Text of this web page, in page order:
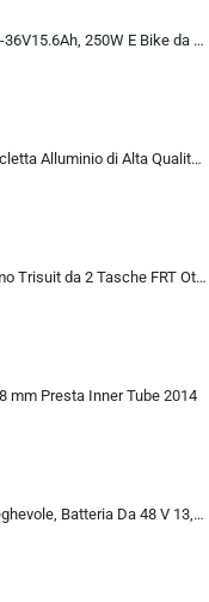
HITWAY Bici Elettrica BK6SL1-36V15.6Ah, 250W E Bike da 20 pollici, Autonomia 70-150km, 7 Velocità, Controllo APP, Pieghevo…
Pedali Mtb, Romon Pedali Bicicletta Alluminio di Alta Qualità e Cuscinetto du Sigillato, Pedali Piatti 9/16 Lavorati a CNC co
SLS3 Tuta da Triathlon da Uomo Trisuit da 2 Tasche FRT Ottima vestibilità e comodità | Progettato Tedesco 2019
mm Presta Inner Tube 2014
ENGWE Bicicletta Elettrica Pieghevole, Batteria Da 48 V 13,5Ah Con Autonomia Fino A 120km, Sensore Di Coppia Con Freni Idraul